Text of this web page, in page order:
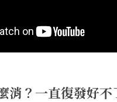
消？一直復發好